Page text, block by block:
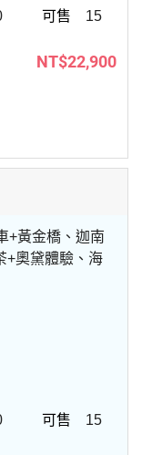
15
NT$22,900
+黃金橋、迦南
+奧黛體驗、海
15